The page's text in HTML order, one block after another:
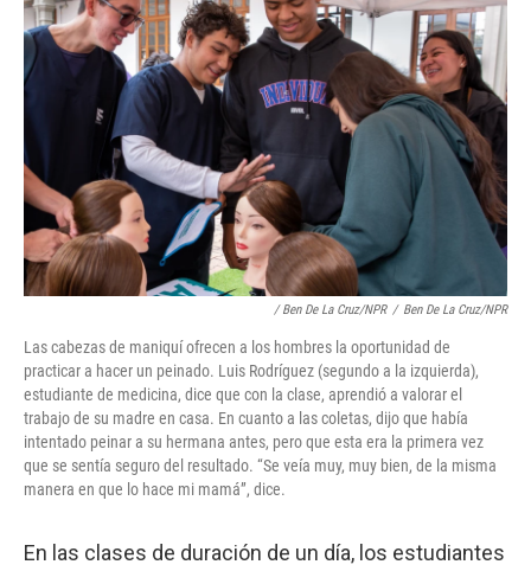
/ Ben De La Cruz/NPR / Ben De La Cruz/NPR
Las cabezas de maniquí ofrecen a los hombres la oportunidad de
practicar a hacer un peinado. Luis Rodríguez (segundo a la izquierda),
estudiante de medicina, dice que con la clase, aprendió a valorar el
trabajo de su madre en casa. En cuanto a las coletas, dijo que había
intentado peinar a su hermana antes, pero que esta era la primera vez
que se sentía seguro del resultado. “Se veía muy, muy bien, de la misma
manera en que lo hace mi mamá”, dice.
En las clases de duración de un día, los estudiantes